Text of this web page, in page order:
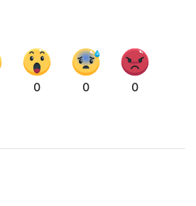
0 0 0